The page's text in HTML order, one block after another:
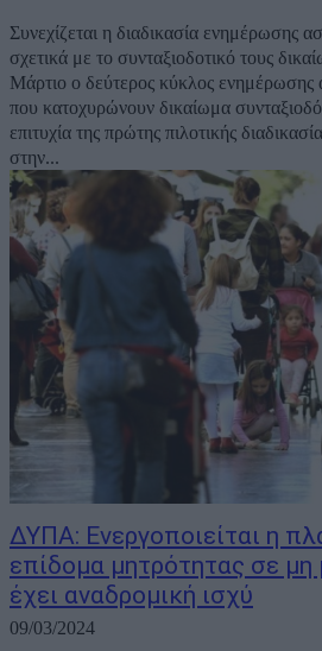
Συνεχίζεται η διαδικασία
σχετικά με το συνταξιοδοτικό τους
Μάρτιο ο δεύτερος κύκλος
που κατοχυρώνουν δικαίωμα
επιτυχία της πρώτης πιλοτικής
στην...
ΔΥΠΑ: Ενεργοποιείται η
επίδομα μητρότητας σε
έχει αναδρομική ισχύ
09/03/2024